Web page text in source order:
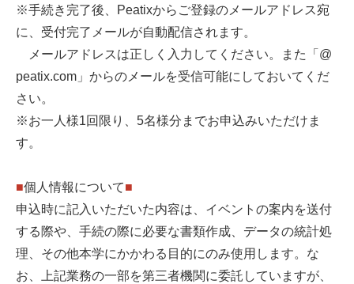
※手続き完了後、Peatixからご登録のメールアドレス宛
に、受付完了メールが自動配信されます。
メールアドレスは正しく入力してください。また「@
peatix.com」からのメールを受信可能にしておいてくだ
さい。
※お一人様1回限り、5名様分までお申込みいただけま
す。
■個人情報について■
申込時に記入いただいた内容は、イベントの案内を送付
する際や、手続の際に必要な書類作成、データの統計処
理、その他本学にかかわる目的にのみ使用します。な
お、上記業務の一部を第三者機関に委託していますが、